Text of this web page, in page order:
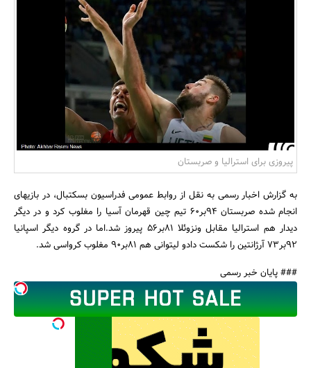
بانک، بیمه و سرمایه
مسکن و ساختمان
جستجو
پیروزی برای استرالیا و صربستان
به گزارش اخبار رسمی به نقل از روابط عمومی فدراسیون بسکتبال، در بازیهای
انجام شده صربستان 94بر60 تیم چین قهرمان آسیا را مغلوب کرد و در دیگر
دیدار هم استرالیا مقابل ونزوئلا 81بر56 پیروز شد.اما در گروه دیگر اسپانیا
92بر73 آرژانتین را شکست دادو لیتوانی هم 81بر90 مغلوب کرواسی شد.
### پایان خبر رسمی